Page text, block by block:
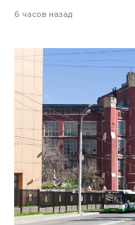
6 часов назад